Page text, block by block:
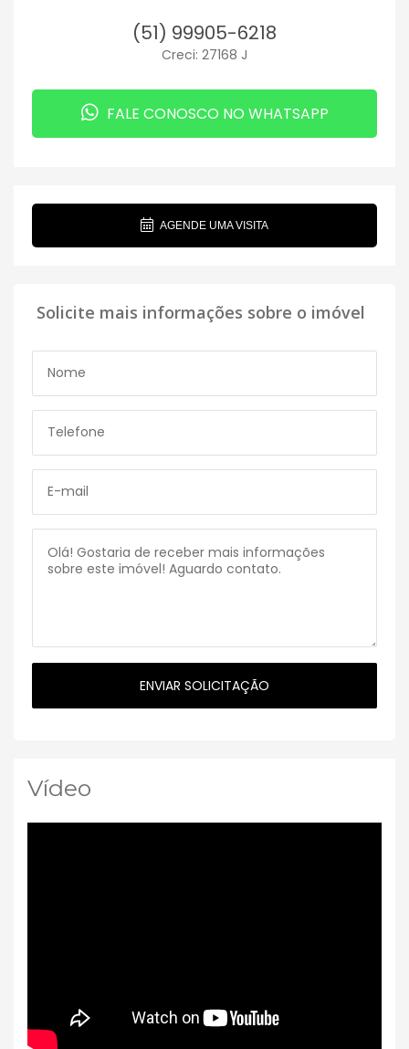
(51) 99905-6218
Creci: 27168 J
FALE CONOSCO NO WHATSAPP
AGENDE UMA VISITA
Solicite mais informações sobre o imóvel
Vídeo